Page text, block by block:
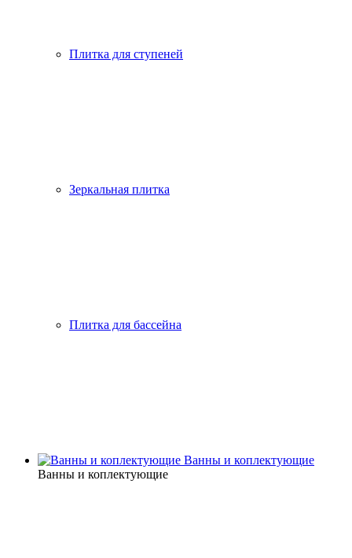
Плитка для ступеней
Зеркальная плитка
Плитка для бассейна
Ванны и коплектующие
Ванны и коплектующие